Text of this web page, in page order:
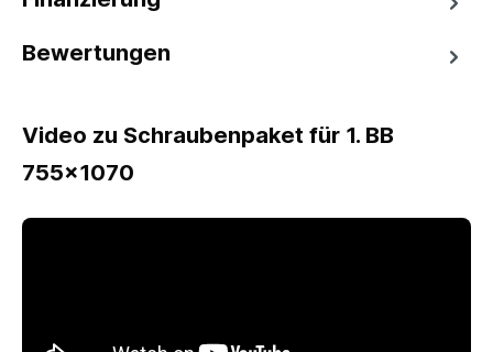
Bewertungen
Video zu Schraubenpaket für 1. BB
755x1070